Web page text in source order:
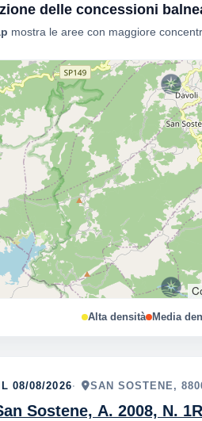
delle concessioni
mostra le aree con maggiore
Alta densità Media
08/08/2026 SAN SOSTENE,
Sostene, A. 2008, N. 1R